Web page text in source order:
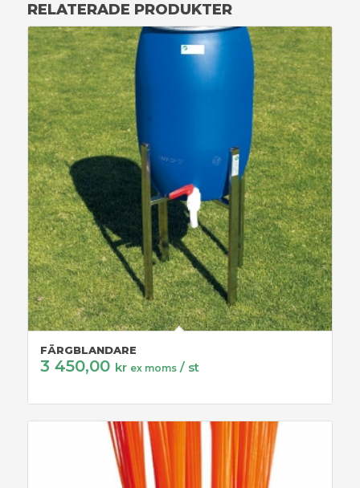
RELATERADE PRODUKTER
FÄRGBLANDARE
3 450,00 kr ex moms / st